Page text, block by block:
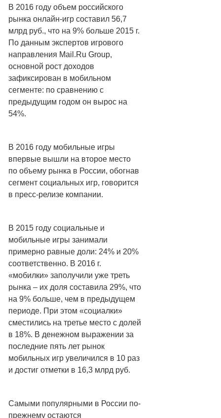
В 2016 году объем российского
рынка онлайн-игр составил 56,7
млрд руб., что на 9% больше 2015 г.
По данным экспертов игрового
направления Mail.Ru Group,
основной рост доходов
зафиксирован в мобильном
сегменте: по сравнению с
предыдущим годом он вырос на
54%.
В 2016 году мобильные игры
впервые вышли на второе место
по объему рынка в России, обогнав
сегмент социальных игр, говорится
в пресс-релизе компании.
В 2015 году социальные и
мобильные игры занимали
примерно равные доли: 24% и 20%
соответственно. В 2016 г.
«мобилки» заполучили уже треть
рынка – их доля составила 29%, что
на 9% больше, чем в предыдущем
периоде. При этом «социалки»
сместились на третье место с долей
в 18%. В денежном выражении за
последние пять лет рынок
мобильных игр увеличился в 10 раз
и достиг отметки в 16,3 млрд руб.
Самыми популярными в России по-
прежнему остаются